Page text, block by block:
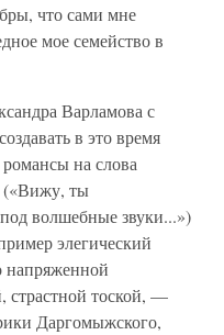
что сами мне
мое семейство в
Варламова с
в это время
на слова
ты
волшебные звуки...»)
элегический
напряженной
страстной тоской, —
Даргомыжского,